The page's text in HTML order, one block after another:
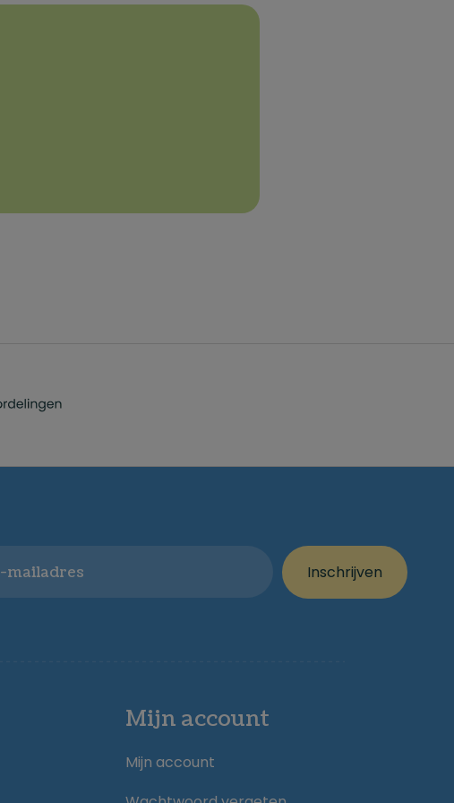
Inschrijven
Mijn account
Mijn account